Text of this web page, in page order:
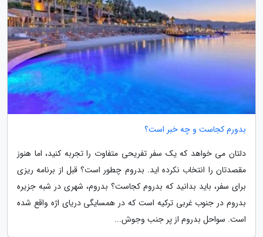
بدورم کجاست و چه خبر است؟
دلتان می خواهد که یک سفر تفریحی متفاوت را تجربه کنید، اما هنوز
مقصدتان را انتخاب نکرده اید. بدروم چطور است؟ قبل از برنامه ریزی
برای سفر، باید بدانید که بدروم کجاست؟ بدروم، شهری در شبه جزیره
بدروم در جنوب غربی ترکیه است که در همسایگی دریای اژه واقع شده
است. سواحل بدروم از پر جنب وجوش...